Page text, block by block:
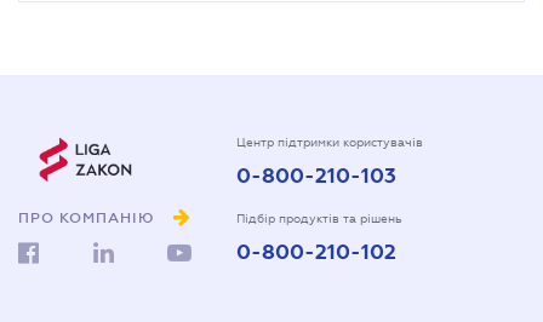
ПРО КОМПАНІЮ
Центр підтримки користувачів
0-800-210-103
Підбір продуктів та рішень
0-800-210-102